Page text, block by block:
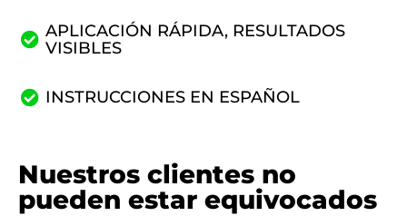
APLICACIÓN RÁPIDA, RESULTADOS
VISIBLES
INSTRUCCIONES EN ESPAÑOL
Nuestros clientes no
pueden estar equivocados